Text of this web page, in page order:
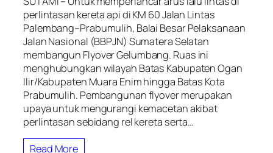
perlintasan kereta api di KM 60 Jalan Lintas
Palembang–Prabumulih, Balai Besar Pelaksanaan
Jalan Nasional (BBPJN) Sumatera Selatan
membangun Flyover Gelumbang. Ruas ini
menghubungkan wilayah Batas Kabupaten Ogan
Ilir/Kabupaten Muara Enim hingga Batas Kota
Prabumulih. Pembangunan flyover merupakan
upaya untuk mengurangi kemacetan akibat
perlintasan sebidang rel kereta serta…
Read More